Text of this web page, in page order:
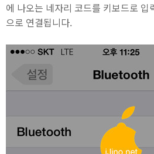
에 나오는 네자리 코드를 키보드로
으로 연결됩니다.